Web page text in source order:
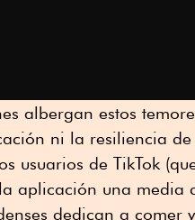
albergan estos
ni la resiliencia
usuarios de TikTok
aplicación una media
dedican a comer